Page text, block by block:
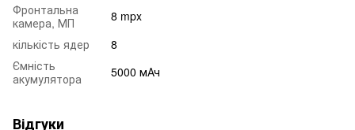
Фронтальна
камера, МП
8 mpx
кількість ядер
8
Ємність
акумулятора
5000 мАч
Відгуки